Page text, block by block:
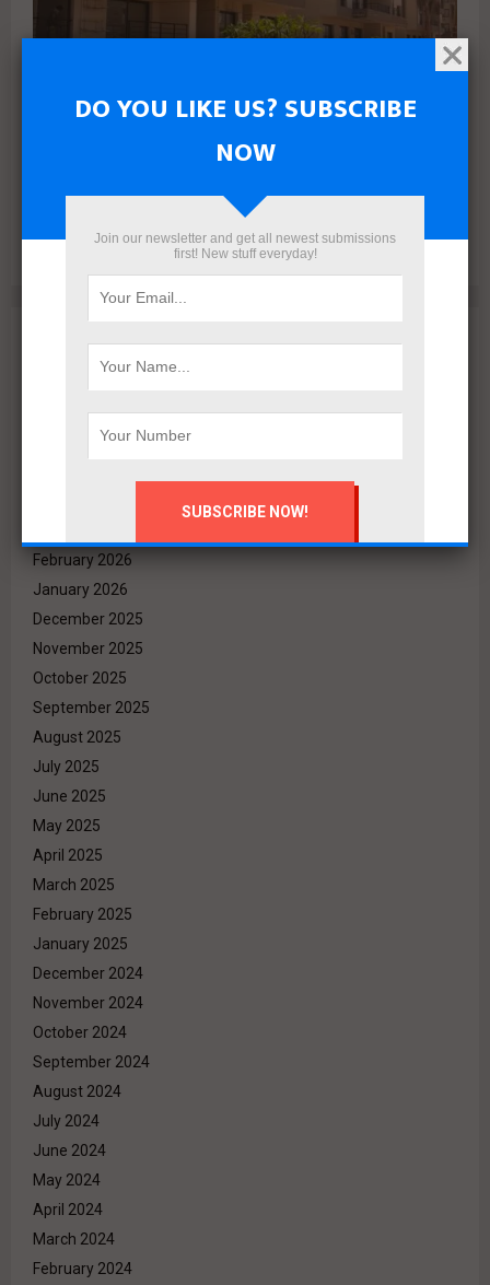
البنك الأهلي المصري وإدارة أمناء الاستثمار يتعاقدان مع رامتان
للتطوير العقاري لطرح وحدات جاهزة بالعاصمة الإدارية
Archives
July 2026
June 2026
February 2026
January 2026
December 2025
November 2025
October 2025
September 2025
August 2025
July 2025
June 2025
May 2025
April 2025
March 2025
February 2025
January 2025
December 2024
November 2024
October 2024
September 2024
August 2024
July 2024
June 2024
May 2024
April 2024
March 2024
February 2024
DO YOU LIKE US? SUBSCRIBE
NOW
Join our newsletter and get all newest submissions
first! New stuff everyday!